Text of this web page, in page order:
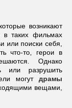
возникают
таких фильмах
или поиски себя,
что-то, герои в
Однако
или разрушить
могут драмы
вещами,